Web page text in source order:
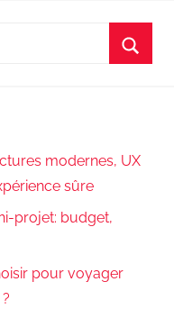
modernes, UX
sûre
projet: budget,
pour voyager